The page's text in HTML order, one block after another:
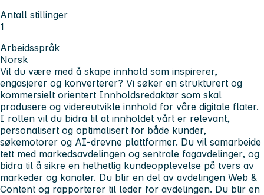
Antall stillinger
1
Arbeidsspråk
Norsk
Vil du være med å skape innhold som inspirerer,
engasjerer og konverterer? Vi søker en strukturert og
kommersielt orientert Innholdsredaktør som skal
produsere og videreutvikle innhold for våre digitale flater.
I rollen vil du bidra til at innholdet vårt er relevant,
personalisert og optimalisert for både kunder,
søkemotorer og AI-drevne plattformer. Du vil samarbeide
tett med markedsavdelingen og sentrale fagavdelinger, og
bidra til å sikre en helhetlig kundeopplevelse på tvers av
markeder og kanaler. Du blir en del av avdelingen Web &
Content og rapporterer til leder for avdelingen. Du blir en